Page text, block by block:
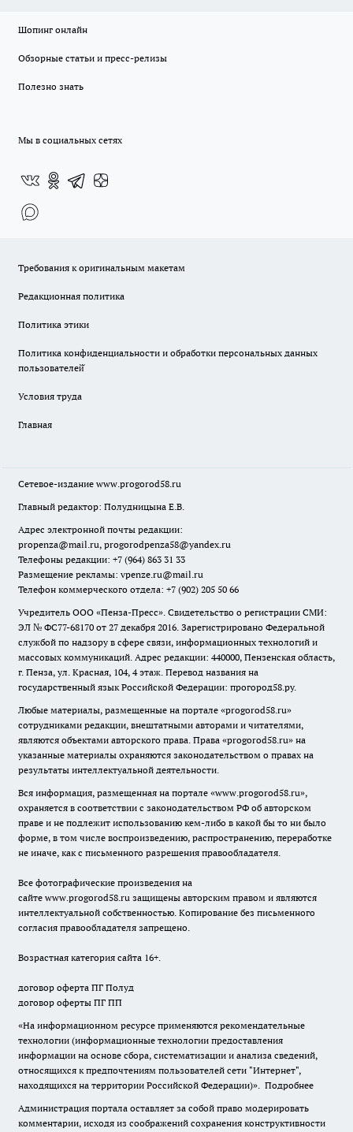
Шопинг онлайн
Обзорные статьи и пресс-релизы
Полезно знать
Мы в социальных сетях
Требования к оригинальным макетам
Редакционная политика
Политика этики
Политика конфиденциальности и обработки персональных данных
пользователей̆
Условия труда
Главная
Сетевое-издание www.progorod58.ru
Главный редактор: Полудницына Е.В.
Адрес электронной почты редакции:
propenza@mail.ru, progorodpenza58@yandex.ru
Телефоны редакции: +7 (964) 863 31 33
Размещение рекламы: vpenze.ru@mail.ru
Телефон коммерческого отдела: +7 (902) 205 50 66
Учредитель ООО «Пенза-Пресс». Свидетельство о регистрации СМИ:
ЭЛ № ФС77-68170 от 27 декабря 2016. Зарегистрировано Федеральной
службой по надзору в сфере связи, информационных технологий и
массовых коммуникаций. Адрес редакции: 440000, Пензенская область,
г. Пенза, ул. Красная, 104, 4 этаж. Перевод названия на
государственный язык Российской Федерации: прогород58.ру.
Любые материалы, размещенные на портале «progorod58.ru»
сотрудниками редакции, внештатными авторами и читателями,
являются объектами авторского права. Права «progorod58.ru» на
указанные материалы охраняются законодательством о правах на
результаты интеллектуальной деятельности.
Вся информация, размещенная на портале «www.progorod58.ru»,
охраняется в соответствии с законодательством РФ об авторском
праве и не подлежит использованию кем-либо в какой бы то ни было
форме, в том числе воспроизведению, распространению, переработке
не иначе, как с письменного разрешения правообладателя.
Все фотографические произведения на
сайте www.progorod58.ru защищены авторским правом и являются
интеллектуальной собственностью. Копирование без письменного
согласия правообладателя запрещено.
Возрастная категория сайта 16+.
договор оферта ПГ Полуд
договор оферты ПГ ПП
«На информационном ресурсе применяются рекомендательные
технологии (информационные технологии предоставления
информации на основе сбора, систематизации и анализа сведений,
относящихся к предпочтениям пользователей сети "Интернет",
находящихся на территории Российской Федерации)». Подробнее
Администрация портала оставляет за собой право модерировать
комментарии, исходя из соображений сохранения конструктивности